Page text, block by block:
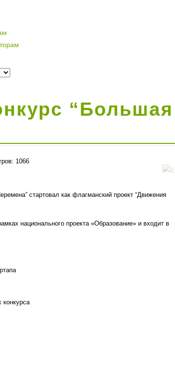
“Большая
1066
стартовал как флагманский проект “Движения
национального проекта «Образование» и входит в
конкурса